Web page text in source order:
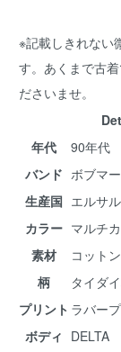
※記載しきれない
す。あくまで古
ださいませ。
年代
90年代
バンド ボブマ
生産国 エルサ
カラー マルチ
素材
コットン
柄
タイダ
プリント ラバー
ボディ DELTA